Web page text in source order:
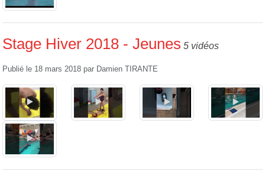
Stage Hiver 2018 - Jeunes 5 vidéos
Publié le 18 mars 2018 par Damien TIRANTE